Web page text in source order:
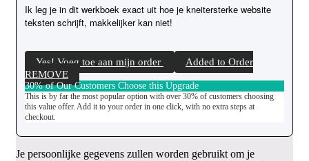
Ik leg je in dit werkboek exact uit hoe je kneitersterke website
teksten schrijft, makkelijker kan niet!
Yes! Voeg toe aan mijn order
Added to Order
REMOVE
30% of Our Customers Choose this Upgrade
This is by far the most popular option with over 30% of customers choosing
this value offer. Add it to your order in one click, with no extra steps at
checkout.
Je persoonlijke gegevens zullen worden gebruikt om je